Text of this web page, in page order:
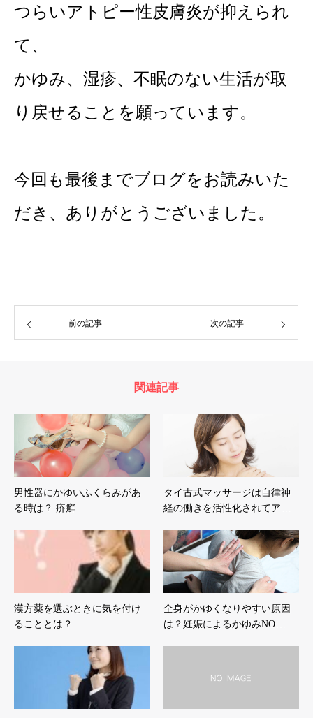
つらいアトピー性皮膚炎が抑えられ
て、
かゆみ、湿疹、不眠のない生活が取
り戻せることを願っています。
今回も最後までブログをお読みいた
だき、ありがとうございました。
前の記事 次の記事
関連記事
男性器にかゆいふくらみがあ
る時は？ 疥癬
タイ古式マッサージは自律神
経の働きを活性化されてア…
漢方薬を選ぶときに気を付け
ることとは？
全身がかゆくなりやすい原因
は？妊娠によるかゆみNO…